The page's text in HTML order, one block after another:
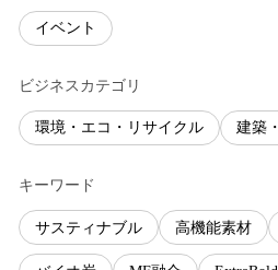
イベント
ビジネスカテゴリ
環境・エコ・リサイクル 建築
キーワード
サスティナブル 高機能素材